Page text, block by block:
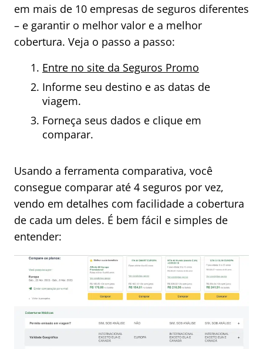
em mais de 10 empresas de seguros diferentes
– e garantir o melhor valor e a melhor
cobertura. Veja o passo a passo:
Entre no site da Seguros Promo
Informe seu destino e as datas de
viagem.
Forneça seus dados e clique em
comparar.
Usando a ferramenta comparativa, você
consegue comparar até 4 seguros por vez,
vendo em detalhes com facilidade a cobertura
de cada um deles. É bem fácil e simples de
entender: